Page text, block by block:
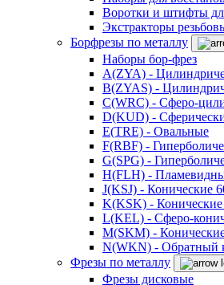
Воротки и штифты
Экстракторы
Борфрезы по металлу
Наборы бор-фрез
A(ZYA) -
B(ZYAS) -
C(WRC) - Сферо-
D(KUD) -
E(TRE) - Овальные
F(RBF) -
G(SPG) -
H(FLH) -
J(KSJ) - Конические
K(KSK) - Конические
L(KEL) - Сферо-
M(SKM) -
N(WKN) - Обратный
Фрезы по металлу
Фрезы дисковые